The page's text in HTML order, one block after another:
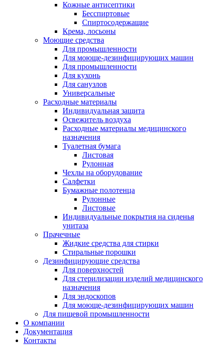
Кожные антисептики
Бесспиртовые
Cпиртосодержащие
Крема, лосьоны
Моющие средства
Для промышленности
Для моюще-дезинфицирующих машин
Для промышленности
Для кухонь
Для санузлов
Универсальные
Расходные материалы
Индивидуальная защита
Освежитель воздуха
Расходные материалы медицинского
назначения
Туалетная бумага
Листовая
Рулонная
Чехлы на оборудование
Салфетки
Бумажные полотенца
Рулонные
Листовые
Индивидуальные покрытия на сиденья
унитаза
Прачечные
Жидкие средства для стирки
Стиральные порошки
Дезинфицирующие средства
Для поверхностей
Для стерилизации изделий медицинского
назначения
Для эндоскопов
Для моюще-дезинфицирующих машин
Для пищевой промышленности
О компании
Документация
Контакты